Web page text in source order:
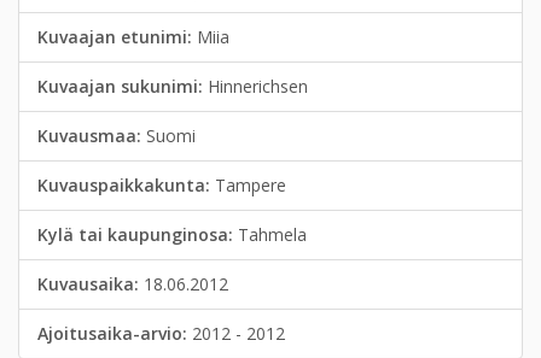
Kuvaajan etunimi: Miia
Kuvaajan sukunimi: Hinnerichsen
Kuvausmaa: Suomi
Kuvauspaikkakunta: Tampere
Kylä tai kaupunginosa: Tahmela
Kuvausaika: 18.06.2012
Ajoitusaika-arvio: 2012 - 2012